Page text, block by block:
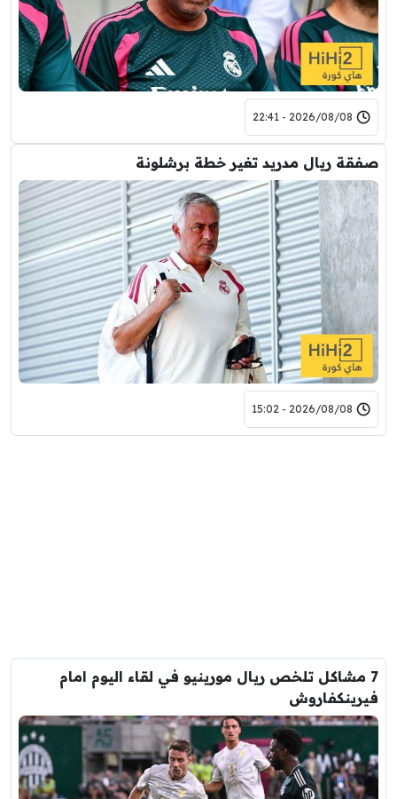
2026/08/08 - 22:41
صفقة ريال مدريد تغير خطة برشلونة
2026/08/08 - 15:02
7 مشاكل تلخص ريال مورينيو في لقاء اليوم امام
فيرينكفاروش